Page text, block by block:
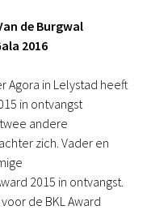
de Burgwal
2016
Agora in Lelystad heeft
in ontvangst
andere
zich. Vader en
2015 in ontvangst.
de BKL Award